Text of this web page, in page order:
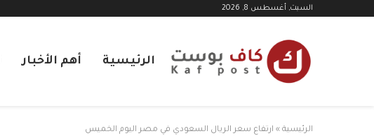
السبت, أغسطس 8, 2026
الرئيسية أهم الأخبار
الرئيسية » ارتفاع سعر الريال السعودي في مصر اليوم الخميس